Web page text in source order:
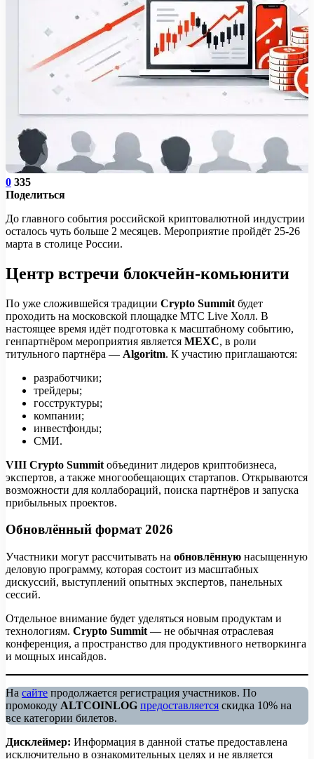
0 335
Поделиться
До главного события российской криптовалютной индустрии
осталось чуть больше 2 месяцев. Мероприятие пройдёт 25-26
марта в столице России.
Центр встречи блокчейн-комьюнити
По уже сложившейся традиции Crypto Summit будет
проходить на московской площадке МТС Live Холл. В
настоящее время идёт подготовка к масштабному событию,
генпартнёром мероприятия является MEXC, в роли
титульного партнёра — Algoritm. К участию приглашаются:
разработчики;
трейдеры;
госструктуры;
компании;
инвестфонды;
СМИ.
VIII Crypto Summit объединит лидеров криптобизнеса,
экспертов, а также многообещающих стартапов. Открываются
возможности для коллабораций, поиска партнёров и запуска
прибыльных проектов.
Обновлённый формат 2026
Участники могут рассчитывать на обновлённую насыщенную
деловую программу, которая состоит из масштабных
дискуссий, выступлений опытных экспертов, панельных
сессий.
Отдельное внимание будет уделяться новым продуктам и
технологиям. Crypto Summit — не обычная отраслевая
конференция, а пространство для продуктивного нетворкинга
и мощных инсайдов.
На сайте продолжается регистрация участников. По
промокоду ALTCOINLOG предоставляется скидка 10% на
все категории билетов.
Дисклеймер: Информация в данной статье предоставлена
исключительно в ознакомительных целях и не является